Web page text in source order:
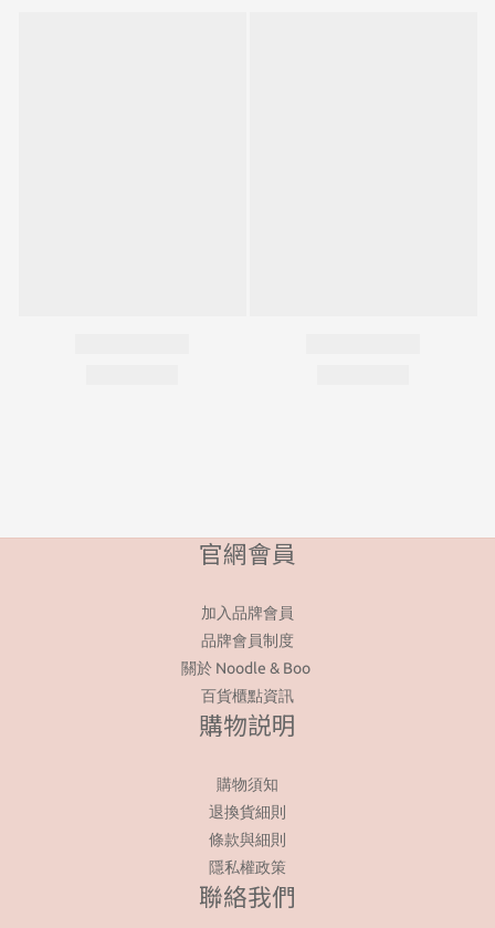
官網會員
加入品牌會員
品牌會員制度
關於 Noodle & Boo
百貨櫃點資訊
購物説明
購物須知
退換貨細則
條款與細則
隱私權政策
聯絡我們